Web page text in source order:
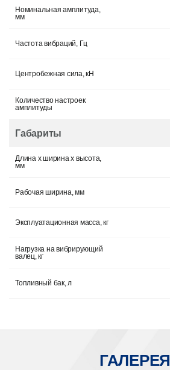
Номинальная амплитуда,
мм
Частота вибраций, Гц
Центробежная сила, кН
Количество настроек
амплитуды
Габариты
Длина x ширина x высота,
мм
Рабочая ширина, мм
Эксплуатационная масса, кг
Нагрузка на вибрирующий
валец, кг
Топливный бак, л
ГАЛЕРЕЯ